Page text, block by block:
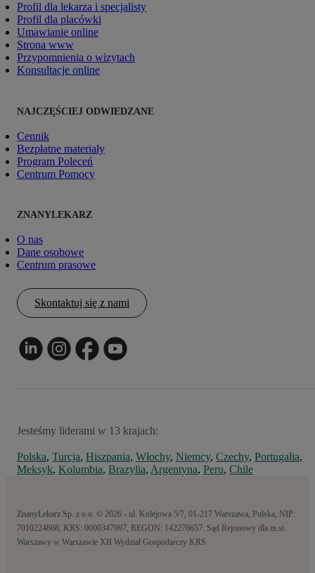
Profil dla lekarza i specjalisty
Profil dla placówki
Umawianie online
Strona www
Przypomnienia o wizytach
Konsultacje online
NAJCZĘŚCIEJ ODWIEDZANE
Cennik
Bezpłatne materiały
Program Poleceń
Centrum Pomocy
ZNANYLEKARZ
O nas
Dane osobowe
Centrum prasowe
Skontaktuj się z nami
Jesteśmy liderami w 13 krajach:
Polska, Turcja, Hiszpania, Włochy, Niemcy, Czechy, Portugalia,
Meksyk, Kolumbia, Brazylia, Argentyna, Peru, Chile
ZnanyLekarz Sp. z o.o. © 2026 - ul. Kolejowa 5/7, 01-217 Warszawa, Polska, NIP:
7010224868, KRS: 0000347997, REGON: 142276657. Sąd Rejonowy dla m.st.
Warszawy w Warszawie XII Wydział Gospodarczy KRS